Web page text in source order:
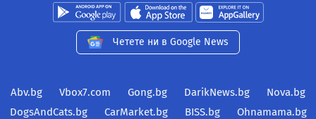
Четете ни в Google News
Abv.bg Vbox7.com Gong.bg DarikNews.bg
Nova.bg
DogsAndCats.bg
CarMarket.bg BISS.bg
Ohnamama.bg